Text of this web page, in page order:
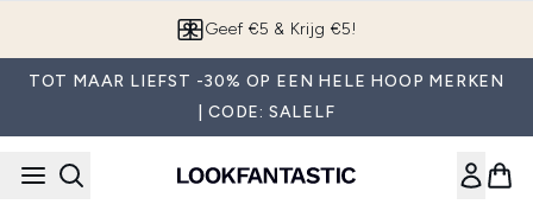
Geef €5 & Krijg €5!
TOT MAAR LIEFST -30% OP EEN HELE HOOP MERKEN
| CODE: SALELF